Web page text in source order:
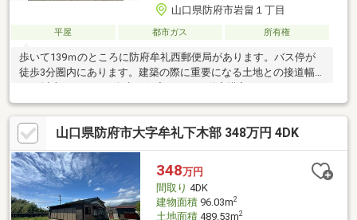
山口県防府市岩畠１丁目
平屋 都市ガス 所有権
歩いて139ｍのところに防府牟礼西郵便局があります。バス停が
徒歩3分圏内にあります。建築の際に重要になる土地との接道幅は
だわりを貫いて探した
山口県防府市大字牟礼下木部 348万円 4DK
348万円
間取り 4DK
建物面積96.03m2
土地面積489.53m2